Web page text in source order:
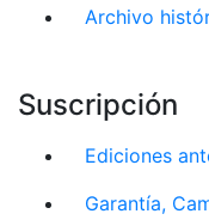
Archivo
Suscripción
Ediciones
Garantía,